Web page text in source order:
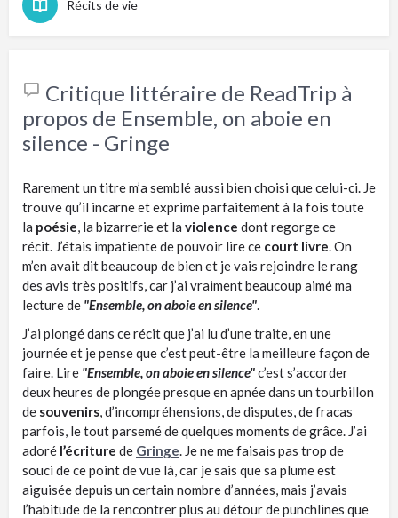
Récits de vie
Critique littéraire de ReadTrip à
propos de Ensemble, on aboie en
silence - Gringe
Rarement un titre m’a semblé aussi bien choisi que celui-ci. Je
trouve qu’il incarne et exprime parfaitement à la fois toute
la poésie , la bizarrerie et la violence dont regorge ce
récit. J’étais impatiente de pouvoir lire ce court livre On
m’en avait dit beaucoup de bien et je vais rejoindre le rang
des avis très positifs, car j’ai vraiment beaucoup aimé ma
lecture de "Ensemble, on aboie en silence"
J’ai plongé dans ce récit que j’ai lu d’une traite, en une
journée et je pense que c’est peut-être la meilleure façon de
faire. Lire "Ensemble, on aboie en silence"c’est s’accorder
deux heures de plongée presque en apnée dans un tourbillon
de souvenirs , d’incompréhensions, de disputes, de fracas
parfois, le tout parsemé de quelques moments de grâce. J’ai
adoré l’écriture de Gringe Je ne me faisais pas trop de
souci de ce point de vue là, car je sais que sa plume est
aiguisée depuis un certain nombre d’années, mais j’avais
l’habitude de la rencontrer plus au détour depunchlines que